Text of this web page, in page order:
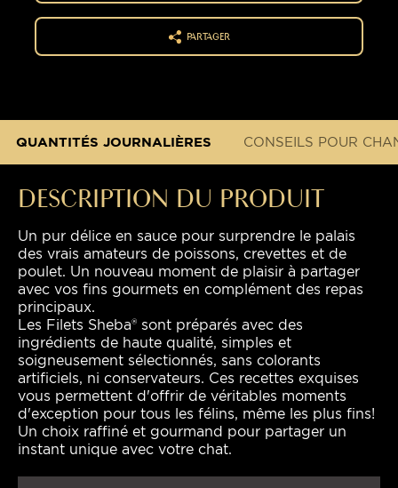
PARTAGER
QUANTITÉS JOURNALIÈRES CONSEILS POUR
DESCRIPTION DU PRODUIT
Un pur délice en sauce pour surprendre le palais
des vrais amateurs de poissons, crevettes et de
poulet. Un nouveau moment de plaisir à partager
avec vos fins gourmets en complément des repas
principaux.
Les Filets Sheba® sont préparés avec des
ingrédients de haute qualité, simples et
soigneusement sélectionnés, sans colorants
artificiels, ni conservateurs. Ces recettes exquises
vous permettent d'offrir de véritables moments
d'exception pour tous les félins, même les plus fins!
Un choix raffiné et gourmand pour partager un
instant unique avec votre chat.